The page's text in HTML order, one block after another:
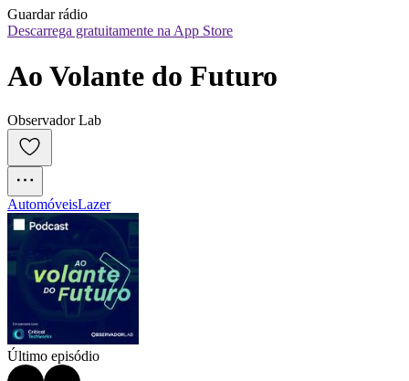
Guardar rádio
Descarrega gratuitamente na App Store
Ao Volante do Futuro
Observador Lab
AutomóveisLazer
Último episódio